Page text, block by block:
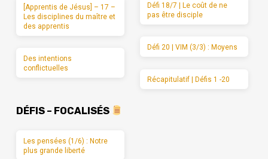
[Apprentis de Jésus] – 17 –
Les disciplines du maître et
des apprentis
Des intentions
conflictuelles
Défi 18/7 | Le coût de ne
pas être disciple
Défi 20 | VIM (3/3) : Moyens
Récapitulatif | Défis 1 -20
DÉFIS – FOCALISÉS
Les pensées (1/6) : Notre
plus grande liberté